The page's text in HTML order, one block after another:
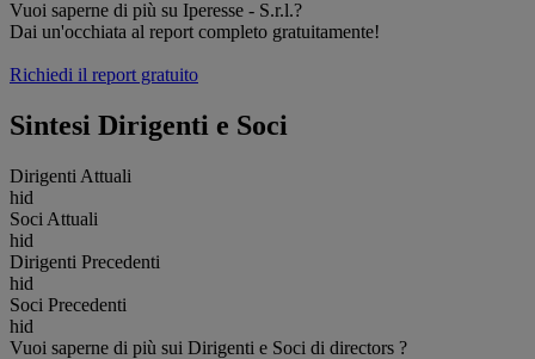
Vuoi saperne di più su Iperesse - S.r.l.?
Dai un'occhiata al report completo gratuitamente!
Richiedi il report gratuito
Sintesi Dirigenti e Soci
Dirigenti Attuali
hid
Soci Attuali
hid
Dirigenti Precedenti
hid
Soci Precedenti
hid
Vuoi saperne di più sui Dirigenti e Soci di directors ?